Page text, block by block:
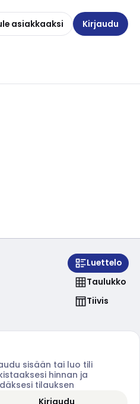
asiakkaaksi Kirjaudu
Luettelo
Taulukko
Tiivis
sisään tai luo tili
hinnan ja
tilauksen